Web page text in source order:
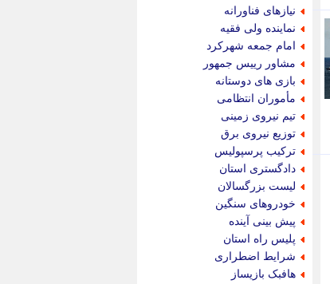
نیازهای فناورانه
نماینده ولی فقیه
امام جمعه شهرکرد
مشاور رییس جمهور
بازی های دوستانه
مأموران انتظامی
تیم نیروی زمینی
توزیع نیروی برق
ترکیب پرسپولیس
دادگستری استان
لیست بزرگسالان
خودروهای سنگین
پیش بینی آینده
پلیس راه استان
شرایط اضطراری
هافبک بازیساز